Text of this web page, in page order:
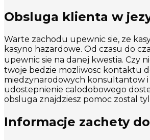
Obsluga klienta w
Warte zachodu upewnic sie, ze
kasyno hazardowe. Od czasu do
upewnic sie na danej kwestia. Czy
twoje bedzie mozliwosc kontaktu
miedzynarodowych konsultantow i
udostepnienie calodobowego
obsluga znajdziesz pomoc zostal
Informacje zachety